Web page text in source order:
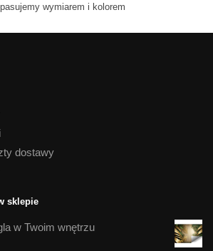
wymiarem i kolorem
dostawy
sklepie
w Twoim wnętrzu